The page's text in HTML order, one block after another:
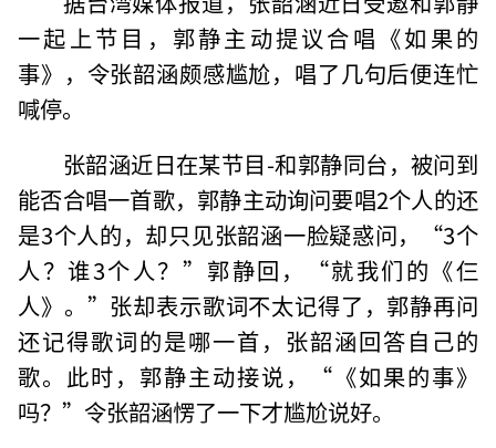
一起上节目，郭静主动提议合唱《如果的
事》，令张韶涵颇感尴尬，唱了几句后便连忙
喊停。
张韶涵近日在某节目-和郭静同台，被问到
能否合唱一首歌，郭静主动询问要唱2个人的还
是3个人的，却只见张韶涵一脸疑惑问，“3个
人？谁3个人？”郭静回，“就我们的《仨
人》。”张却表示歌词不太记得了，郭静再问
还记得歌词的是哪一首，张韶涵回答自己的
歌。此时，郭静主动接说，“《如果的事》
吗？”令张韶涵愣了一下才尴尬说好。